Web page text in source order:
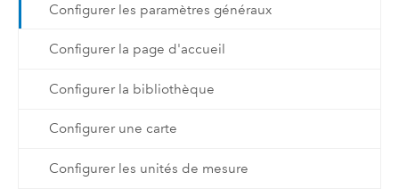
Configurer les paramètres généraux
Configurer la page d'accueil
Configurer la bibliothèque
Configurer une carte
Configurer les unités de mesure